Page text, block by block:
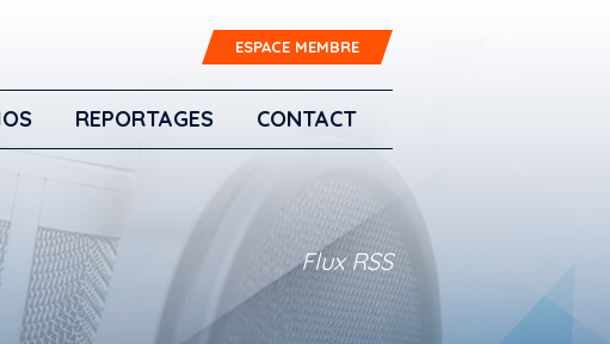
ESPACE MEMBRE
REPORTAGES CONTACT
Flux RSS